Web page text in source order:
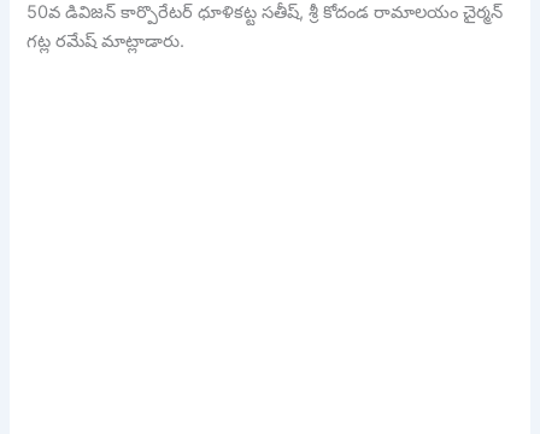
50వ డివిజన్ కార్పొరేటర్ ధూళికట్ట సతీష్, శ్రీ కోదండ రామాలయం చైర్మన్
గట్ల రమేష్ మాట్లాడారు.